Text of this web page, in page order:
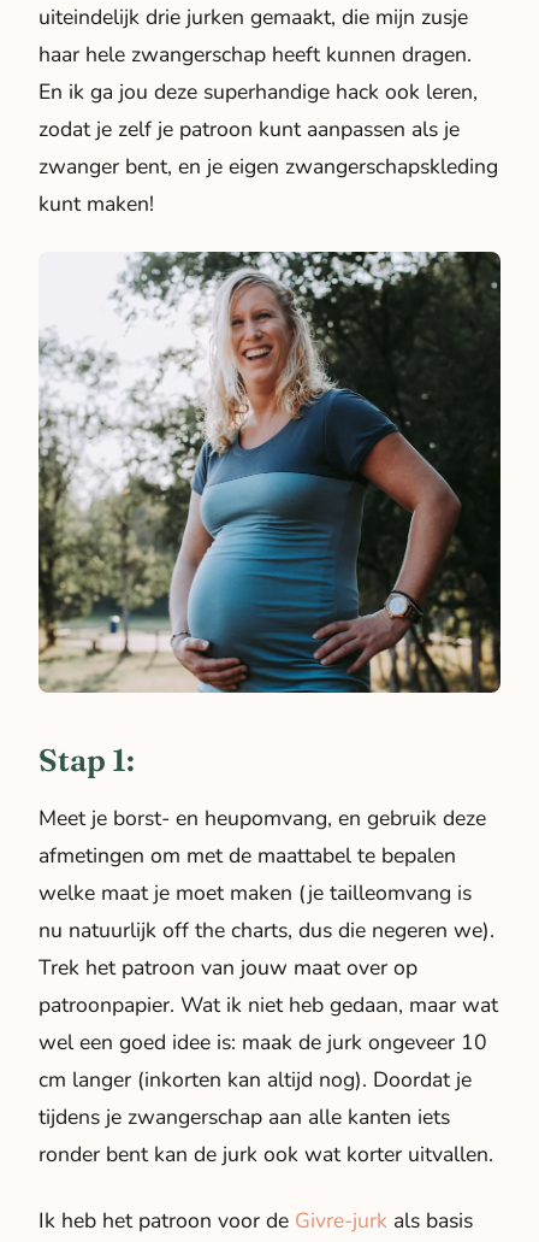
uiteindelijk drie jurken gemaakt, die mijn zusje
haar hele zwangerschap heeft kunnen dragen.
En ik ga jou deze superhandige hack ook leren,
zodat je zelf je patroon kunt aanpassen als je
zwanger bent, en je eigen zwangerschapskleding
kunt maken!
Stap 1:
Meet je borst- en heupomvang, en gebruik deze
afmetingen om met de maattabel te bepalen
welke maat je moet maken (je tailleomvang is
nu natuurlijk off the charts, dus die negeren we).
Trek het patroon van jouw maat over op
patroonpapier. Wat ik niet heb gedaan, maar wat
wel een goed idee is: maak de jurk ongeveer 10
cm langer (inkorten kan altijd nog). Doordat je
tijdens je zwangerschap aan alle kanten iets
ronder bent kan de jurk ook wat korter uitvallen.
Ik heb het patroon voor de Givre-jurk als basis